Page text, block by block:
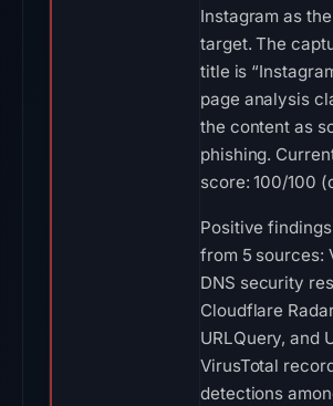
Instagram as
target. The
title is
page analysis
the content as
phishing.
score: 100/100
Positive
from 5 sources:
DNS security
Cloudflare
URLQuery, and
VirusTotal
detections